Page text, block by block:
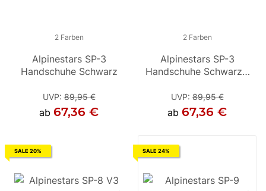
2 Farben
Alpinestars SP-3
Handschuhe Schwarz
UVP:89,95 €
ab 67,36 €
2 Farben
Alpinestars SP-3
Handschuhe Schwarz /
UVP:89,95 €
ab67,36 €
2 Farben
Alpinestars SP-3
Handschuhe Schwarz /
UVP:89,95 €
ab 67,36 €
SALE 20% SALE 24%